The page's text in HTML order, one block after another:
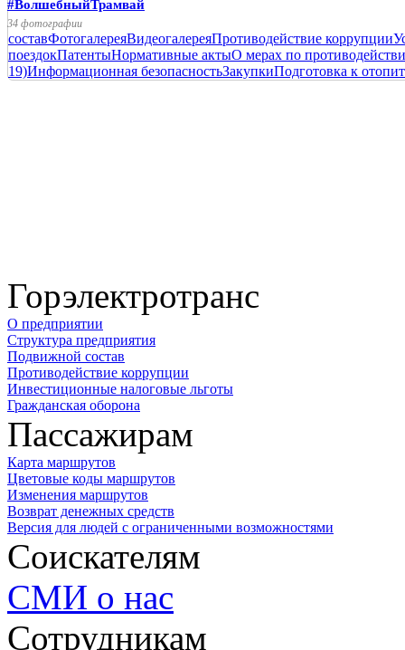
#ВолшебныйТрамвай
34 фотографии
составФотогалереяВидеогалереяПротиводействие коррупции
поездокПатентыНормативные актыО мерах по
19)Информационная безопасностьЗакупкиПодготовка к
Горэлектротранс
О предприятии
Структура предприятия
Подвижной состав
Противодействие коррупции
Инвестиционные налоговые льготы
Гражданская оборона
Пассажирам
Карта маршрутов
Цветовые коды маршрутов
Изменения маршрутов
Возврат денежных средств
Версия для людей с ограниченными возможностями
Соискателям
СМИ о нас
Сотрудникам